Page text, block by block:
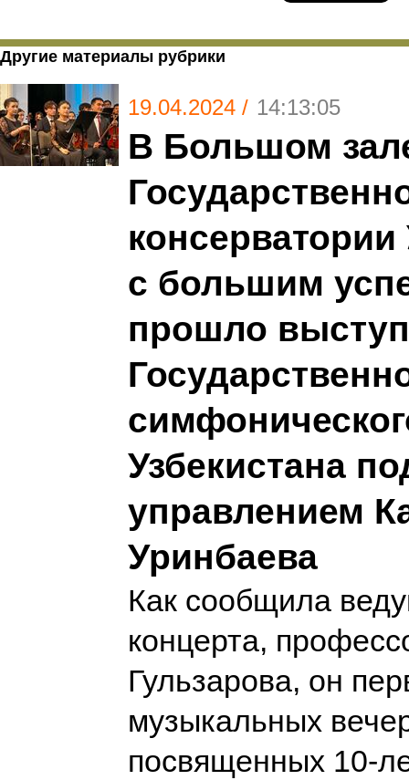
Другие материалы рубрики
19.04.2024 / 14:13:05
В Большом
консерватории
с большим
прошло
Узбекистана
управлением
Уринбаева
Как сообщила
концерта,
Гульзарова, он
музыкальных
посвященных 10-